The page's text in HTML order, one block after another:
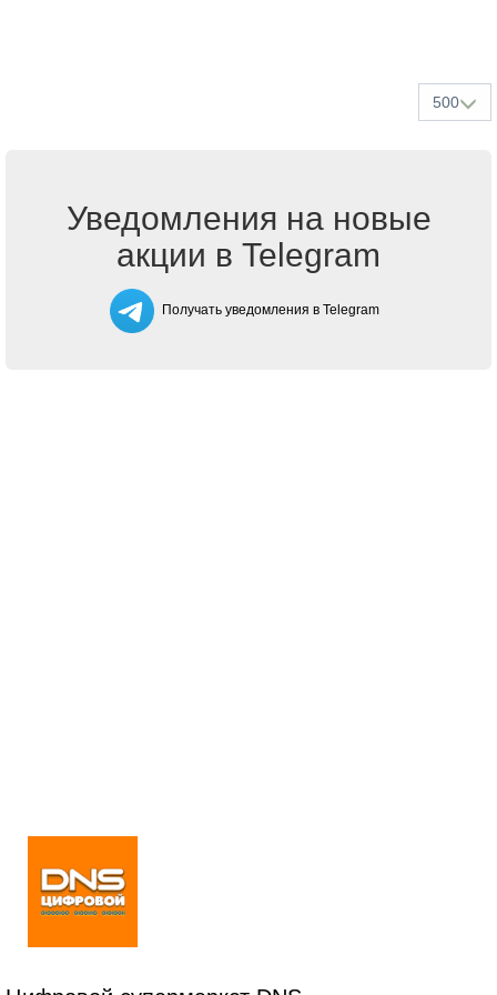
500
Уведомления на новые
акции в Telegram
Получать уведомления в Telegram